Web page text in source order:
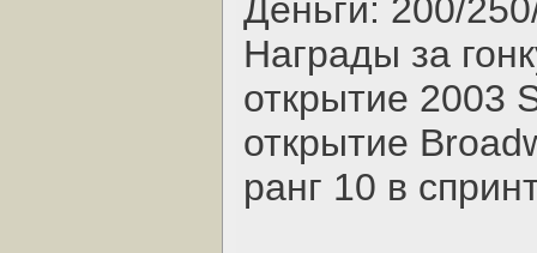
Деньги: 200/
Награды за
открытие 2003
открытие
ранг 10 в